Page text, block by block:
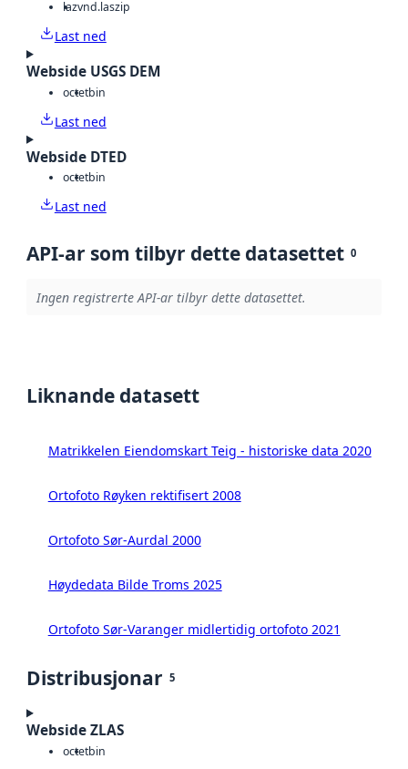
lazvnd.laszip
Last ned
Webside USGS DEM
octetbin
Last ned
Webside DTED
octetbin
Last ned
API-ar som tilbyr dette datasettet 0
Ingen registrerte API-ar tilbyr dette datasettet.
Liknande datasett
Matrikkelen Eiendomskart Teig - historiske data 2020
Ortofoto Røyken rektifisert 2008
Ortofoto Sør-Aurdal 2000
Høydedata Bilde Troms 2025
Ortofoto Sør-Varanger midlertidig ortofoto 2021
Distribusjonar 5
Webside ZLAS
octetbin